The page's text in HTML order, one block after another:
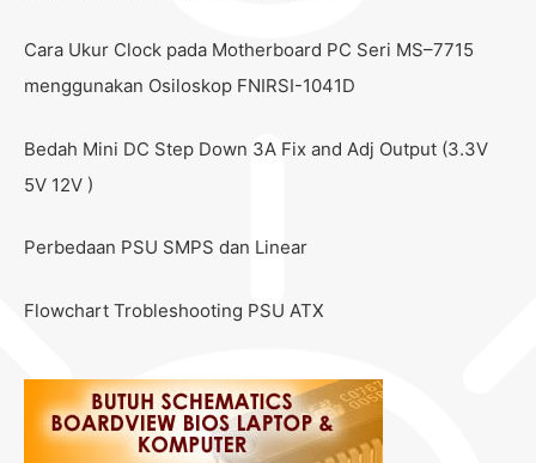
Cara Ukur Clock pada Motherboard PC Seri MS–7715
menggunakan Osiloskop FNIRSI-1041D
Bedah Mini DC Step Down 3A Fix and Adj Output (3.3V
5V 12V )
Perbedaan PSU SMPS dan Linear
Flowchart Trobleshooting PSU ATX